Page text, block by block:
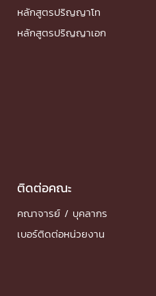
หลักสูตรปริญญาโท
หลักสูตรปริญญาเอก
ติดต่อคณะ
คณาจารย์ / บุคลากร
เบอร์ติดต่อหน่วยงาน